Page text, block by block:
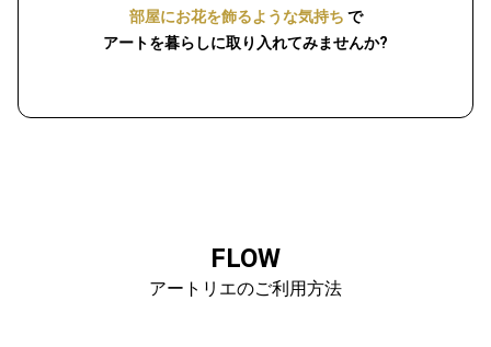
部屋にお花を飾るような気持ち で
アートを暮らしに取り入れてみませんか?
FLOW
アートリエのご利用方法